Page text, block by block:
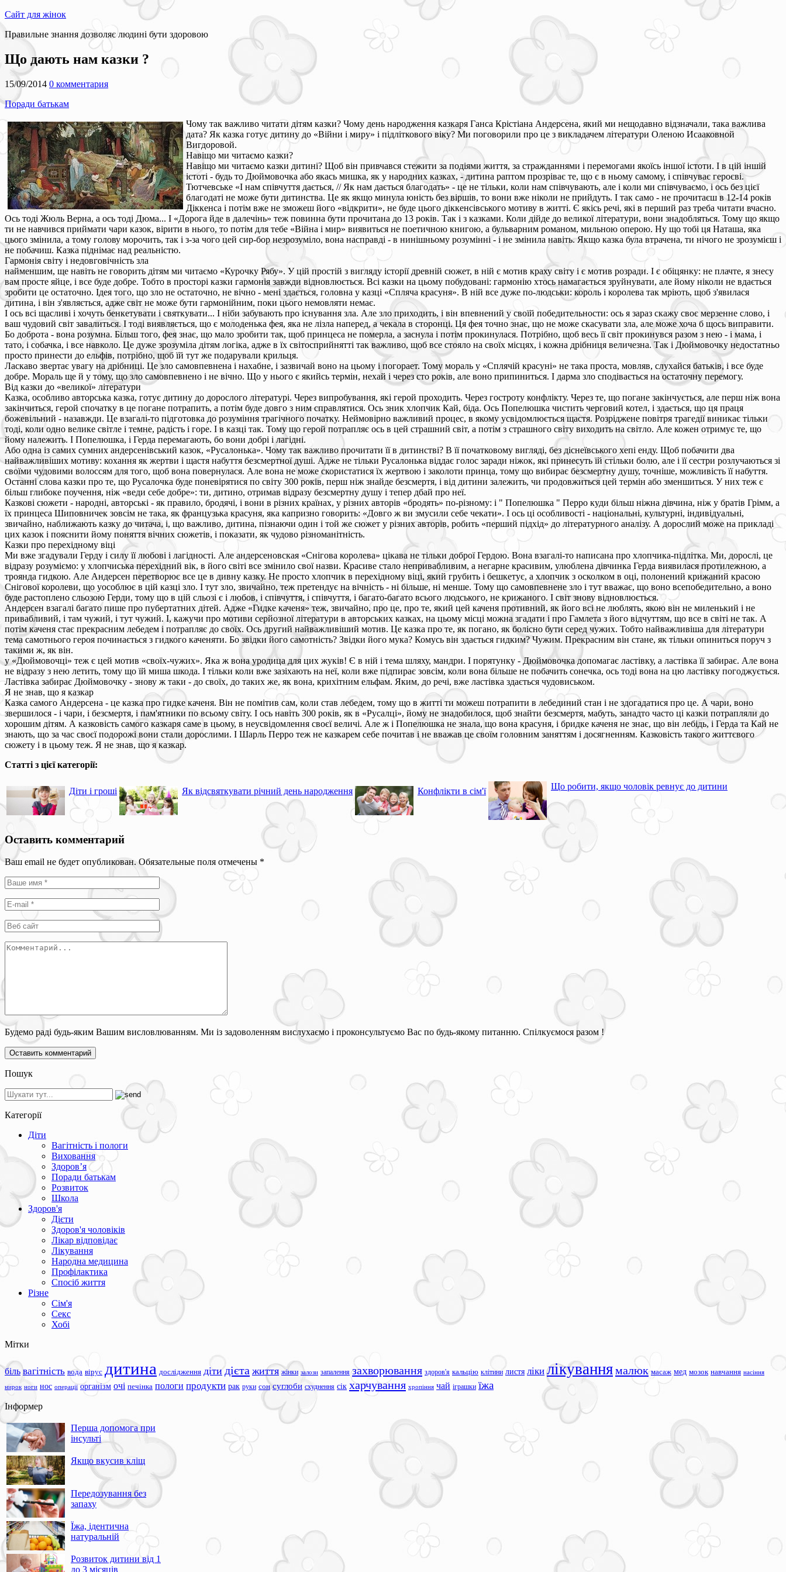
Сайт для жінок
Правильне знання дозволяє людині бути здоровою
Що дають нам казки ?
15/09/2014 0 комментария
Поради батькам
Чому так важливо читати дітям казки? Чому день народження казкаря Ганса Крістіана Андерсена, який ми нещодавно відзначали, така важлива
дата? Як казка готує дитину до «Війни і миру» і підліткового віку? Ми поговорили про це з викладачем літератури Оленою Исааковной
Вигдоровой.
Навіщо ми читаємо казки?
Навіщо ми читаємо казки дитині? Щоб він привчався стежити за подіями життя, за стражданнями і перемогами якоїсь іншої істоти. І в цій іншій
істоті - будь то Дюймовочка або якась мишка, як у народних казках, - дитина раптом прозріває те, що є в ньому самому, і співчуває героєві.
Тютчевське «І нам співчуття дається, // Як нам дається благодать» - це не тільки, коли нам співчувають, але і коли ми співчуваємо, і ось без цієї
благодаті не може бути дитинства. Це як якщо минула юність без віршів, то вони вже ніколи не прийдуть. І так само - не прочитаєш в 12-14 років
Діккенса і потім вже не зможеш його «відкрити», не буде цього діккенсівського мотиву в житті. Є якісь речі, які в перший раз треба читати вчасно.
Ось тоді Жюль Верна, а ось тоді Дюма... І «Дорога йде в далечінь» теж повинна бути прочитана до 13 років. Так і з казками. Коли дійде до великої літератури, вони знадобляться. Тому що якщо
ти не навчився приймати чари казок, вірити в нього, то потім для тебе «Війна і мир» виявиться не поетичною книгою, а бульварним романом, мильною оперою. Ну що тобі ця Наташа, яка
цього змінила, а тому голову морочить, так і з-за чого цей сир-бор незрозуміло, вона насправді - в нинішньому розумінні - і не змінила навіть. Якщо казка була втрачена, ти нічого не зрозумієш і
не побачиш. Казка піднімає над реальністю.
Гармонія світу і недовговічність зла
найменшим, ще навіть не говорить дітям ми читаємо «Курочку Рябу». У цій простій з вигляду історії древній сюжет, в ній є мотив краху світу і є мотив розради. І є обіцянку: не плачте, я знесу
вам просте яйце, і все буде добре. Тобто в просторі казки гармонія завжди відновлюється. Всі казки на цьому побудовані: гармонію хтось намагається зруйнувати, але йому ніколи не вдається
зробити це остаточно. Ідея того, що зло не остаточно, не вічно - мені здається, головна у казці «Спляча красуня». В ній все дуже по-людськи: король і королева так мріють, щоб з'явилася
дитина, і він з'являється, адже світ не може бути гармонійним, поки цього немовляти немає.
І ось всі щасливі і хочуть бенкетувати і святкувати... І ніби забувають про існування зла. Але зло приходить, і він впевнений у своїй победительности: ось я зараз скажу своє мерзенне слово, і
ваш чудовий світ завалиться. І тоді виявляється, що є молоденька фея, яка не лізла наперед, а чекала в сторонці. Ця фея точно знає, що не може скасувати зла, але може хоча б щось виправити.
Бо доброта - вона розумна. Більш того, фея знає, що мало зробити так, щоб принцеса не померла, а заснула і потім прокинулася. Потрібно, щоб весь її світ прокинувся разом з нею - і мама, і
тато, і собачка, і все навколо. Це дуже зрозуміла дітям логіка, адже в їх світосприйнятті так важливо, щоб все стояло на своїх місцях, і кожна дрібниця величезна. Так і Дюймовочку недостатньо
просто принести до ельфів, потрібно, щоб їй тут же подарували крильця.
Ласкаво звертає увагу на дрібниці. Це зло самовпевнена і нахабне, і зазвичай воно на цьому і погорает. Тому мораль у «Сплячій красуні» не така проста, мовляв, слухайся батьків, і все буде
добре. Мораль ще й у тому, що зло самовпевнено і не вічно. Що у нього є якийсь термін, нехай і через сто років, але воно припиниться. І дарма зло сподівається на остаточну перемогу.
Від казки до «великої» літератури
Казка, особливо авторська казка, готує дитину до дорослого літературі. Через випробування, які герой проходить. Через гостроту конфлікту. Через те, що погане закінчується, але перш ніж вона
закінчиться, герой спочатку в це погане потрапить, а потім буде довго з ним справлятися. Ось зник хлопчик Кай, біда. Ось Попелюшка чистить черговий котел, і здається, що ця праця
божевільний - назавжди. Це взагалі-то підготовка до розуміння трагічного початку. Неймовірно важливий процес, в якому усвідомлюється щастя. Розріджене повітря трагедії виникає тільки
тоді, коли одно велике світле і темне, радість і горе. І в казці так. Тому що герой потрапляє ось в цей страшний світ, а потім з страшного світу виходить на світло. Але кожен отримує те, що
йому належить. І Попелюшка, і Герда перемагають, бо вони добрі і лагідні.
Або одна із самих сумних андерсенівський казок, «Русалонька». Чому так важливо прочитати її в дитинстві? В її початковому вигляді, без діснеївського хепі енду. Щоб побачити два
найважливіших мотиву: кохання як жертви і щастя набуття безсмертної душі. Адже не тільки Русалонька віддає голос заради ніжок, які принесуть їй стільки болю, але і її сестри розлучаються зі
своїми чудовими волоссям для того, щоб вона повернулася. Але вона не може скористатися їх жертвою і заколоти принца, тому що вибирає безсмертну душу, точніше, можливість її набуття.
Останні слова казки про те, що Русалочка буде поневірятися по світу 300 років, перш ніж знайде безсмертя, і від дитини залежить, чи продовжиться цей термін або зменшиться. У них теж є
більш глибоке поучення, ніж «веди себе добре»: ти, дитино, отримав відразу безсмертну душу і тепер дбай про неї.
Казкові сюжети - народні, авторські - як правило, бродячі, і вони в різних країнах, у різних авторів «бродять» по-різному: і " Попелюшка " Перро куди більш ніжна дівчина, ніж у братів Грімм, а
їх принцеса Шиповничек зовсім не така, як французька красуня, яка капризно говорить: «Довго ж ви змусили себе чекати». І ось ці особливості - національні, культурні, індивідуальні,
звичайно, наближають казку до читача, і, що важливо, дитина, пізнаючи один і той же сюжет у різних авторів, робить «перший підхід» до літературного аналізу. А дорослий може на прикладі
цих казок і пояснити йому поняття вічних сюжетів, і показати, як чудово різноманітність.
Казки про перехідному віці
Ми вже згадували Герду і силу її любові і лагідності. Але андерсеновская «Снігова королева» цікава не тільки доброї Гердою. Вона взагалі-то написана про хлопчика-підлітка. Ми, дорослі, це
відразу розуміємо: у хлопчиська перехідний вік, в його світі все змінило свої назви. Красиве стало непривабливим, а негарне красивим, улюблена дівчинка Герда виявилася протилежною, а
троянда гидкою. Але Андерсен перетворює все це в дивну казку. Не просто хлопчик в перехідному віці, який грубить і бешкетує, а хлопчик з осколком в оці, полонений крижаний красою
Снігової королеви, що уособлює в цій казці зло. І тут зло, звичайно, теж претендує на вічність - ні більше, ні менше. Тому що самовпевнене зло і тут вважає, що воно всепобедительно, а воно
буде растоплено сльозою Герди, тому що в цій сльозі є і любов, і співчуття, і співчуття, і багато-багато всього людського, не крижаного. І світ знову відновлюється.
Андерсен взагалі багато пише про пубертатних дітей. Адже «Гидке каченя» теж, звичайно, про це, про те, який цей каченя противний, як його всі не люблять, якою він не миленький і не
привабливий, і там чужий, і тут чужий. І, кажучи про мотиви серйозної літератури в авторських казках, на цьому місці можна згадати і про Гамлета з його відчуттям, що все в світі не так. А
потім каченя стає прекрасним лебедем і потрапляє до своїх. Ось другий найважливіший мотив. Це казка про те, як погано, як болісно бути серед чужих. Тобто найважливіша для літератури
тема самотнього героя починається з гидкого каченяти. Бо звідки його самотність? Звідки його мука? Комусь він здається гидким? Чужим. Прекрасним він стане, як тільки опиниться поруч з
такими ж, як він.
у «Дюймовочці» теж є цей мотив «своїх-чужих». Яка ж вона уродица для цих жуків! Є в ній і тема шляху, мандри. І порятунку - Дюймовочка допомагає ластівку, а ластівка її забирає. Але вона
не відразу з нею летить, тому що їй миша шкода. І тільки коли вже зазіхають на неї, коли вже підпирає зовсім, коли вона більше не побачить сонечка, ось тоді вона на цю ластівку погоджується.
Ластівка забирає Дюймовочку - знову ж таки - до своїх, до таких же, як вона, крихітним ельфам. Яким, до речі, вже ластівка здається чудовиськом.
Я не знав, що я казкар
Казка самого Андерсена - це казка про гидке каченя. Він не помітив сам, коли став лебедем, тому що в житті ти можеш потрапити в лебединий стан і не здогадатися про це. А чари, воно
звершилося - і чари, і безсмертя, і пам'ятники по всьому світу. І ось навіть 300 років, як в «Русалці», йому не знадобилося, щоб знайти безсмертя, мабуть, занадто часто ці казки потрапляли до
хорошим дітям. А казковість самого казкаря саме в цьому, в неусвідомлення своєї величі. Але ж і Попелюшка не знала, що вона красуня, і бридке каченя не знає, що він лебідь, і Герда та Кай не
знають, що за час своєї подорожі вони стали дорослими. І Шарль Перро теж не казкарем себе почитав і не вважав це своїм головним заняттям і досягненням. Казковість такого життєвого
сюжету і в цьому теж. Я не знав, що я казкар.
Статті з цієї категорії:
Діти і гроші Як відсвяткувати річний день народження Конфлікти в сім'ї Що робити, якщо чоловік ревнує до дитини
Оставить комментарий
Ваш email не будет опубликован. Обязательные поля отмечены *
Будемо раді будь-яким Вашим висловлюванням. Ми із задоволенням вислухаємо і проконсультуємо Вас по будь-якому питанню. Спілкуємося разом !
Пошук
Категорії
Діти
Вагітність і пологи
Виховання
Здоров’я
Поради батькам
Розвиток
Школа
Здоров'я
Дієти
Здоров'я чоловіків
Лікар відповідає
Лікування
Народна медицина
Профілактика
Спосіб життя
Різне
Сім'я
Секс
Хобі
Мітки
біль вагітність вода вірус дитина дослідження діти дієта життя жінки залози запалення захворювання здоров'я кальцію клітини листя ліки лікуваннямалюк масаж мед мозок навчання насіння
нирок ноги нос операції організм очі печінка пологи продукти рак руки сон суглоби схуднення сік харчування хропіння чай іграшки їжа
Інформер
Перша допомога при
інсульті
Якщо вкусив кліщ
Передозування без
запаху
Їжа, ідентична
натуральній
Розвиток дитини від 1
до 3 місяців